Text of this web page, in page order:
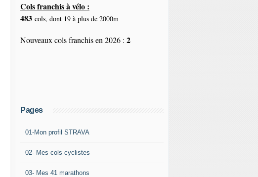
Cols franchis à vélo :
483 cols, dont 19 à plus de 2000m
Nouveaux cols franchis en 2026 : 2
Pages
01-Mon profil STRAVA
02- Mes cols cyclistes
03- Mes 41 marathons